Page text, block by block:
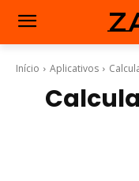
Início Aplicativos